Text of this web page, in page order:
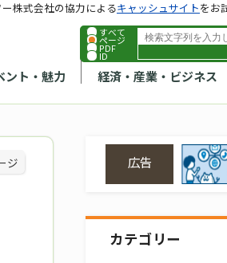
すべて
ページ
PDF
ID
ント・魅力 経済・産業・ビジネス
株式会社の協力によるキャッシュサイトをお
ジ 広告
カテゴリー